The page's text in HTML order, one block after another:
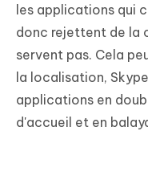
les applications qui
donc rejettent de la
servent pas. Cela
la localisation,
applications en
d'accueil et en